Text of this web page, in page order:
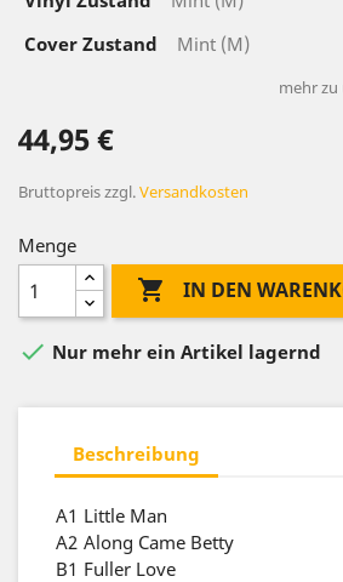
Cover Zustand
Mint (M)
mehr zu
44,95 €
Bruttopreiszzgl.Versandkosten
Menge
 IN DEN
 Nur mehr ein Artikel lagernd
Beschreibung
A1 Little Man
A2 Along Came Betty
B1 Fuller Love